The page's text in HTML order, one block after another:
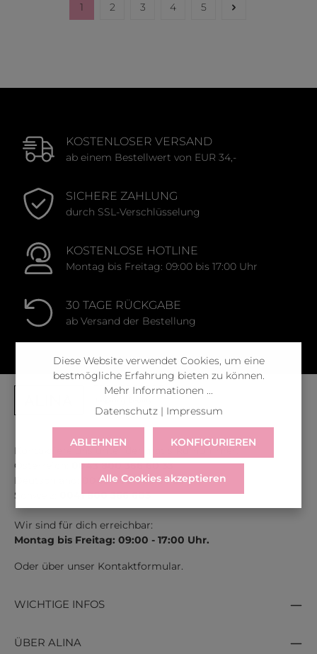
Seite
1 Seite
2 Seite
3 Seite
4 Seite
5
KOSTENLOSER VERSAND
ab einem Bestellwert von EUR 34,-
SICHERE ZAHLUNG
durch SSL-Verschlüsselung
KOSTENLOSE HOTLINE
Montag bis Freitag: 09:00 bis 17:00 Uhr
30 TAGE RÜCKGABE
ab Versand der Bestellung
Kontaktiere uns unter der gratis Rufnummer:
Österreich:
0043 800 366 60 33
Deutschland:
0049 800 366 60 33
Schweiz:
0041 800 366 603
Wir sind für dich erreichbar:
Montag bis Freitag: 09:00 - 17:00 Uhr.
Oder über unser Kontaktformular.
WICHTIGE INFOS
ÜBER ALINA
Diese Website verwendet Cookies, um eine
bestmögliche Erfahrung bieten zu können.
Mehr Informationen ...
Datenschutz| Impressum
ABLEHNEN KONFIGURIEREN
Alle Cookies akzeptieren